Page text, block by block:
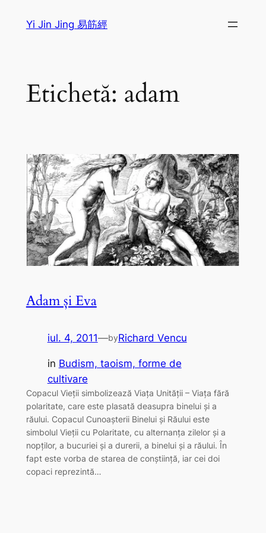
Yi Jin Jing 易筋經
Etichetă: adam
Adam și Eva
iul. 4, 2011—byRichard Vencu
in Budism, taoism, forme de
cultivare
Copacul Vieții simbolizează Viața Unității – Viața fără
polaritate, care este plasată deasupra binelui și a
răului. Copacul Cunoașterii Binelui și Răului este
simbolul Vieții cu Polaritate, cu alternanța zilelor și a
nopților, a bucuriei și a durerii, a binelui și a răului. În
fapt este vorba de starea de conștiință, iar cei doi
copaci reprezintă…